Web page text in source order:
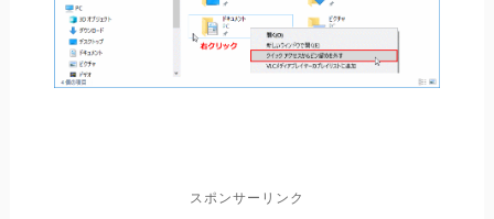
スポンサーリンク